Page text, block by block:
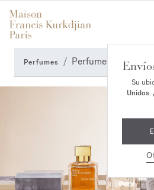
Su
Unidos.
Perfumes Perfumes Hediona